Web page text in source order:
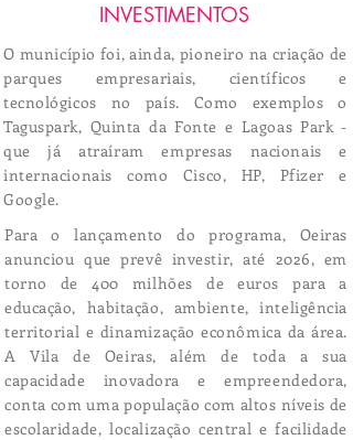
INVESTIMENTOS
O município foi, ainda, pioneiro na criação de
parques empresariais, científicos e
tecnológicos no país. Como exemplos o
Taguspark, Quinta da Fonte e Lagoas Park -
que já atraíram empresas nacionais e
internacionais como Cisco, HP, Pfizer e
Google.
Para o lançamento do programa, Oeiras
anunciou que prevê investir, até 2026, em
torno de 400 milhões de euros para a
educação, habitação, ambiente, inteligência
territorial e dinamização econômica da área.
A Vila de Oeiras, além de toda a sua
capacidade inovadora e empreendedora,
conta com uma população com altos níveis de
escolaridade, localização central e facilidade